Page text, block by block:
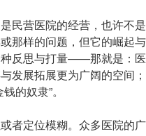
营医院的经营，也许不
那样的问题，但它的崛起
反思与打量——那就是：
发展拓展更为广阔的空间
的奴隶”。
定位模糊。众多医院的广